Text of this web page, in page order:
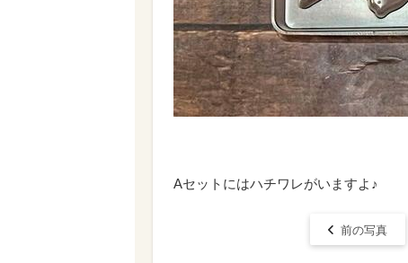
Aセットにはハチワレがいますよ♪
前の写真